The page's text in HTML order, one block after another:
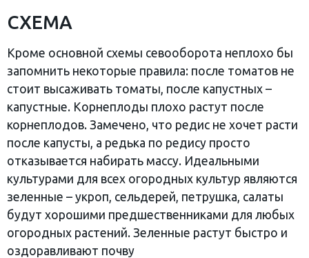
СХЕМА
Кроме основной схемы севооборота неплохо бы
запомнить некоторые правила: после томатов не
стоит высаживать томаты, после капустных –
капустные. Корнеплоды плохо растут после
корнеплодов. Замечено, что редис не хочет расти
после капусты, а редька по редису просто
отказывается набирать массу. Идеальными
культурами для всех огородных культур являются
зеленные – укроп, сельдерей, петрушка, салаты
будут хорошими предшественниками для любых
огородных растений. Зеленные растут быстро и
оздоравливают почву